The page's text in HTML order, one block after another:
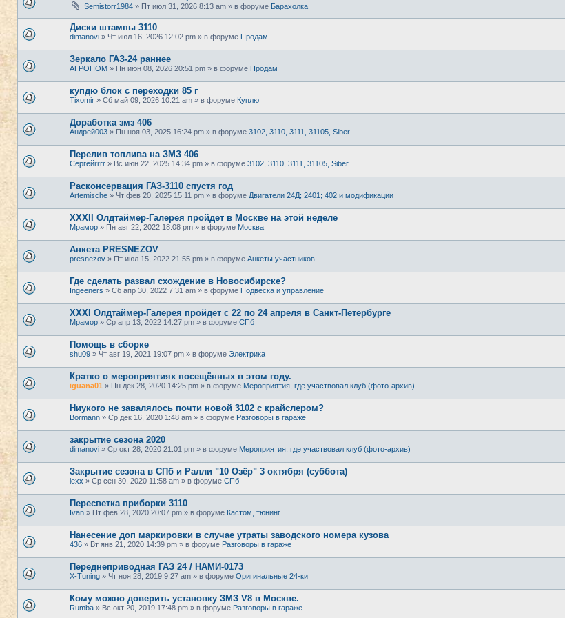
Semistorr1984 » Пт июл 31, 2026 8:13 am » в форуме Барахолка
Диски штампы 3110
dimanovi » Чт июл 16, 2026 12:02 pm » в форуме Продам
Зеркало ГАЗ-24 раннее
АГРОНОМ » Пн июн 08, 2026 20:51 pm » в форуме Продам
купдю блок с переходки 85 г
Tixomir » Сб май 09, 2026 10:21 am » в форуме Куплю
Доработка змз 406
Андрей003 » Пн ноя 03, 2025 16:24 pm » в форуме 3102, 3110, 3111, 31105, Siber
Перелив топлива на ЗМЗ 406
Сергейrrrr » Вс июн 22, 2025 14:34 pm » в форуме 3102, 3110, 3111, 31105, Siber
Расконсервация ГАЗ-3110 спустя год
Artemische » Чт фев 20, 2025 15:11 pm » в форуме Двигатели 24Д; 2401; 402 и модификации
XXXII Олдтаймер-Галерея пройдет в Москве на этой неделе
Мрамор » Пн авг 22, 2022 18:08 pm » в форуме Москва
Анкета PRESNEZOV
presnezov » Пт июл 15, 2022 21:55 pm » в форуме Анкеты участников
Где сделать развал схождение в Новосибирске?
Ingeeners » Сб апр 30, 2022 7:31 am » в форуме Подвеска и управление
XXXI Олдтаймер-Галерея пройдет с 22 по 24 апреля в Санкт-Петербурге
Мрамор » Ср апр 13, 2022 14:27 pm » в форуме СПб
Помощь в сборке
shu09 » Чт авг 19, 2021 19:07 pm » в форуме Электрика
Кратко о мероприятиях посещённых в этом году.
iguana01 » Пн дек 28, 2020 14:25 pm » в форуме Мероприятия, где участвовал клуб (фото-архив)
Ниукого не завалялось почти новой 3102 с крайслером?
Bormann » Ср дек 16, 2020 1:48 am » в форуме Разговоры в гараже
закрытие сезона 2020
dimanovi » Ср окт 28, 2020 21:01 pm » в форуме Мероприятия, где участвовал клуб (фото-архив)
Закрытие сезона в СПб и Ралли "10 Озёр" 3 октября (суббота)
lexx » Ср сен 30, 2020 11:58 am » в форуме СПб
Пересветка приборки 3110
Ivan » Пт фев 28, 2020 20:07 pm » в форуме Кастом, тюнинг
Нанесение доп маркировки в случае утраты заводского номера кузова
436 » Вт янв 21, 2020 14:39 pm » в форуме Разговоры в гараже
Переднеприводная ГАЗ 24 / НАМИ-0173
X-Tuning » Чт ноя 28, 2019 9:27 am » в форуме Оригинальные 24-ки
Кому можно доверить установку ЗМЗ V8 в Москве.
Rumba » Вс окт 20, 2019 17:48 pm » в форуме Разговоры в гараже